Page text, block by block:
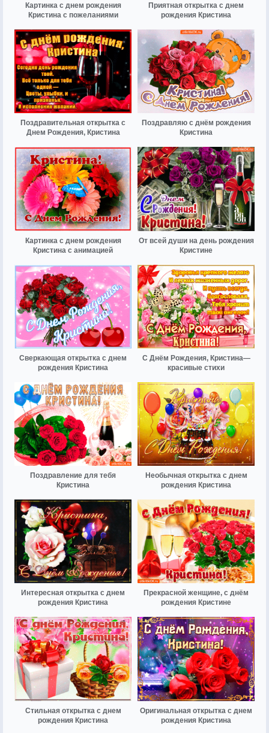
Картинка с днем рождения
Кристина с пожеланиями
Приятная открытка с днем
рождения Кристина
Поздравительная открытка с
Днем Рождения, Кристина
Поздравляю с днём рождения
Кристина
Картинка с днем рождения
Кристина с анимацией
От всей души на день рождения
Кристине
Сверкающая открытка с днем
рождения Кристина
С Днём Рождения, Кристина—
красивые стихи
Поздравление для тебя
Кристина
Необычная открытка с днем
рождения Кристина
Интересная открытка с днем
рождения Кристина
Прекрасной женщине, с днём
рождения Кристине
Стильная открытка с днем
рождения Кристина
Оригинальная открытка с днем
рождения Кристина